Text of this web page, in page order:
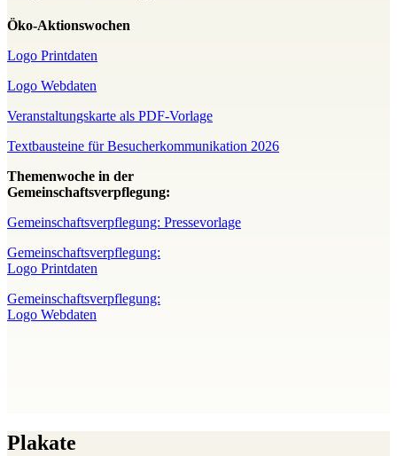
Öko-Aktionswochen
Logo Printdaten
Logo Webdaten
Veranstaltungskarte als PDF-Vorlage
Textbausteine für Besucherkommunikation 2026
Themenwoche in der
Gemeinschaftsverpflegung:
Gemeinschaftsverpflegung: Pressevorlage
Gemeinschaftsverpflegung:
Logo Printdaten
Gemeinschaftsverpflegung:
Logo Webdaten
Plakate